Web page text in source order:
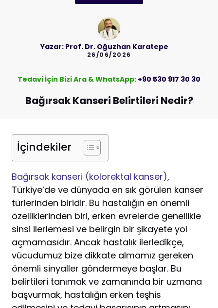
Yazar: Prof. Dr. Oğuzhan Karatepe
26/06/2026
Tedavi İçin Bizi Ara & WhatsApp: +90 530 917 30 30
Bağırsak Kanseri Belirtileri Nedir?
İçindekiler
Bağırsak kanseri (kolorektal kanser),
Türkiye’de ve dünyada en sık görülen kanser
türlerinden biridir. Bu hastalığın en önemli
özelliklerinden biri, erken evrelerde genellikle
sinsi ilerlemesi ve belirgin bir şikayete yol
açmamasıdır. Ancak hastalık ilerledikçe,
vücudumuz bize dikkate almamız gereken
önemli sinyaller göndermeye başlar. Bu
belirtileri tanımak ve zamanında bir uzmana
başvurmak, hastalığın erken teşhis